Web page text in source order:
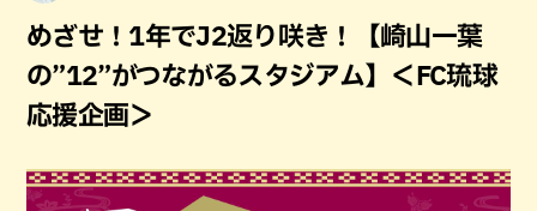
めざせ！1年でJ2返り咲き！【崎山一葉
の”12”がつながるスタジアム】＜FC琉球
応援企画＞